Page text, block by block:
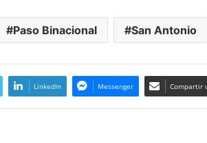
Paso Binacional San Antonio
LinkedIn Messenger Compartir